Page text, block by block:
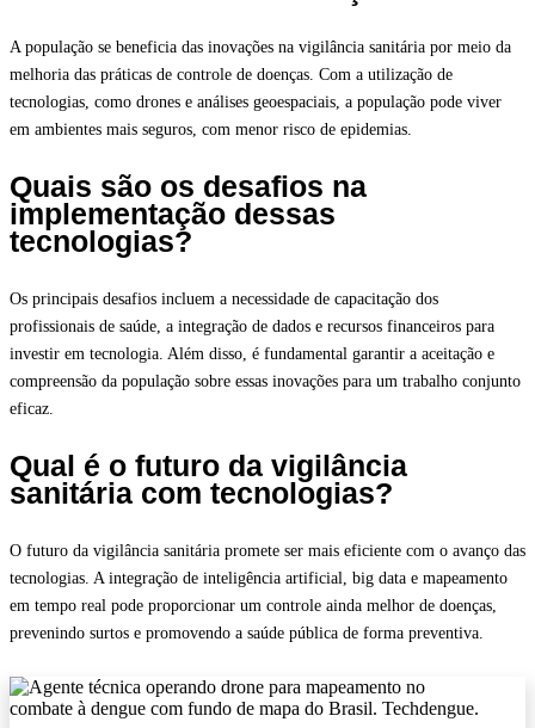
A população se beneficia das inovações na vigilância sanitária por meio da
melhoria das práticas de controle de doenças. Com a utilização de
tecnologias, como drones e análises geoespaciais, a população pode viver
em ambientes mais seguros, com menor risco de epidemias.
Quais são os desafios na
implementação dessas
tecnologias?
Os principais desafios incluem a necessidade de capacitação dos
profissionais de saúde, a integração de dados e recursos financeiros para
investir em tecnologia. Além disso, é fundamental garantir a aceitação e
compreensão da população sobre essas inovações para um trabalho conjunto
eficaz.
Qual é o futuro da vigilância
sanitária com tecnologias?
O futuro da vigilância sanitária promete ser mais eficiente com o avanço das
tecnologias. A integração de inteligência artificial, big data e mapeamento
em tempo real pode proporcionar um controle ainda melhor de doenças,
prevenindo surtos e promovendo a saúde pública de forma preventiva.